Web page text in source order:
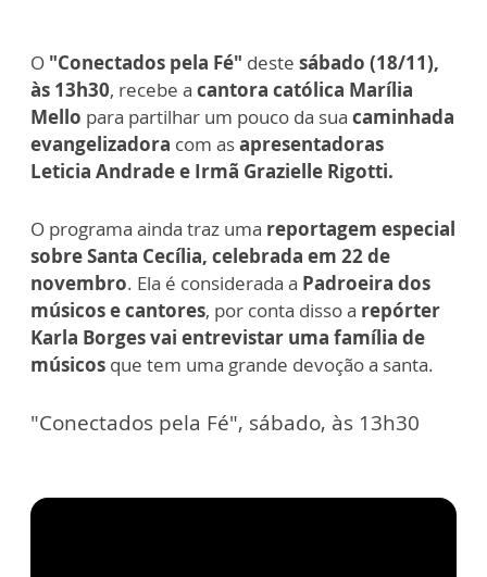
O "Conectados pela Fé" deste sábado (18/11),
às 13h30, recebe a cantora católica Marília
Mello para partilhar um pouco da sua caminhada
evangelizadora com asapresentadoras
Leticia Andrade e Irmã Grazielle Rigotti.
O programa ainda traz uma reportagem especial
sobre Santa Cecília, celebrada em 22 de
novembro. Ela é considerada a Padroeira dos
músicos e cantores, por conta disso a repórter
Karla Borges vai entrevistar uma família de
músicos que tem uma grande devoção a santa.
"Conectados pela Fé", sábado, às 13h30